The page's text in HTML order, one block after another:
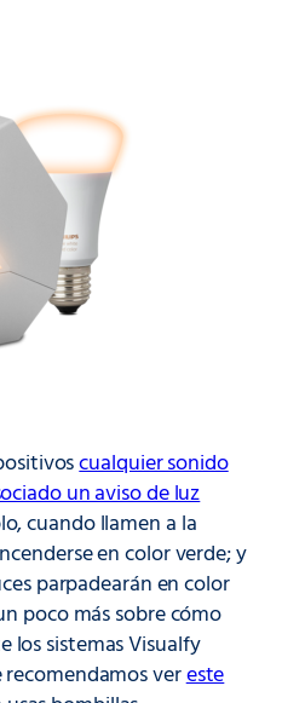
cualquier sonido
un aviso de luz
cuando llamen a la
en color verde; y
parpadearán en color
poco más sobre cómo
sistemas Visualfy
recomendamos vereste